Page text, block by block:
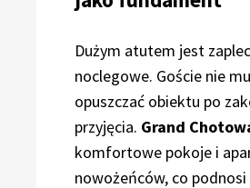
Dużym atutem jest
noclegowe. Goście nie
opuszczać obiektu po
przyjęcia. Grand
komfortowe pokoje i
nowożeńców, co